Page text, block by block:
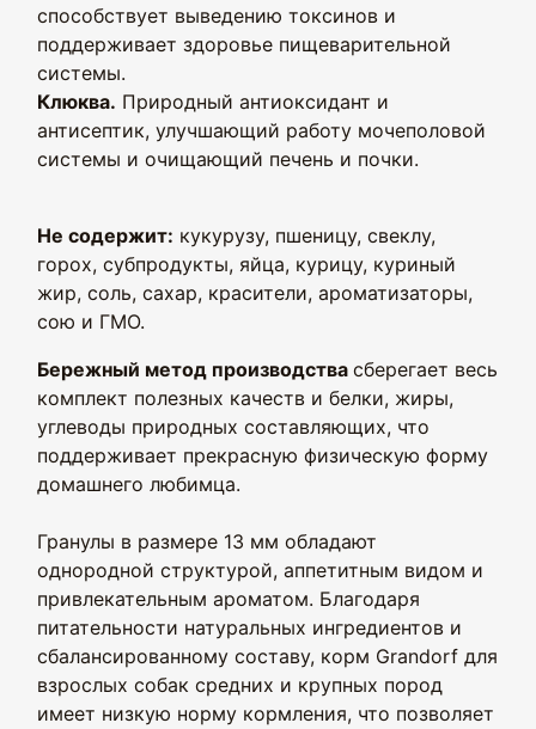
способствует выведению токсинов и
поддерживает здоровье пищеварительной
системы.
Клюква. Природный антиоксидант и
антисептик, улучшающий работу мочеполовой
системы и очищающий печень и почки.
Не содержит: кукурузу, пшеницу, свеклу,
горох, субпродукты, яйца, курицу, куриный
жир, соль, сахар, красители, ароматизаторы,
сою и ГМО.
Бережный метод производства сберегает весь
комплект полезных качеств и белки, жиры,
углеводы природных составляющих, что
поддерживает прекрасную физическую форму
домашнего любимца.
Гранулы в размере 13 мм обладают
однородной структурой, аппетитным видом и
привлекательным ароматом. Благодаря
питательности натуральных ингредиентов и
сбалансированному составу, корм Grandorf для
взрослых собак средних и крупных пород
имеет низкую норму кормления, что позволяет